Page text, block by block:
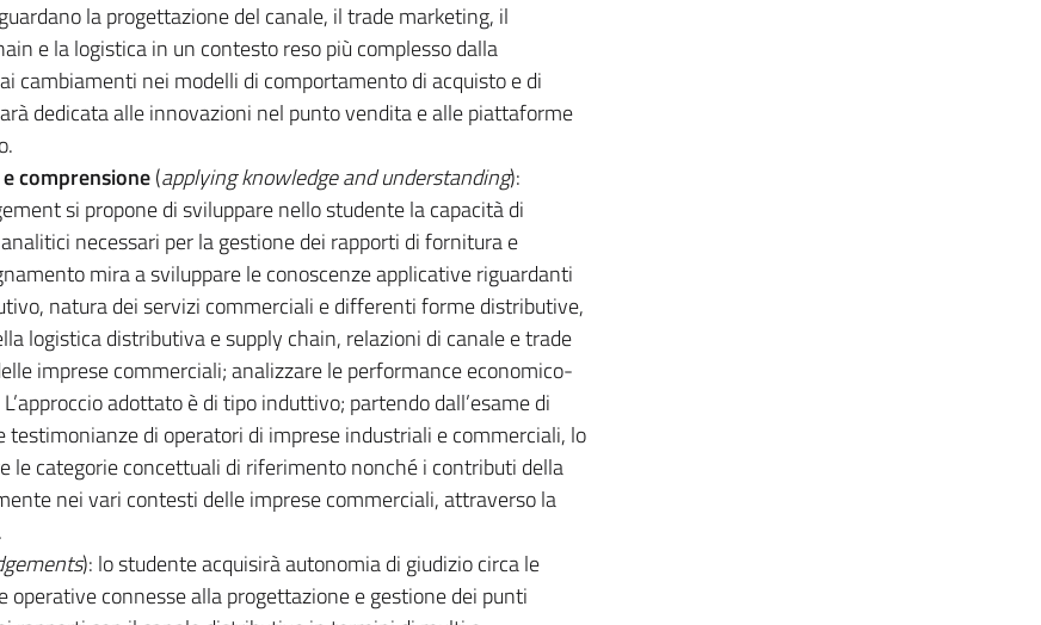
la progettazione del canale, il trade marketing, il
e la logistica in un contesto reso più complesso dalla
cambiamenti nei modelli di comportamento di acquisto e di
dedicata alle innovazioni nel punto vendita e alle piattaforme
comprensione(applying knowledge and understanding):
si propone di sviluppare nello studente la capacità di
necessari per la gestione dei rapporti di fornitura e
mira a sviluppare le conoscenze applicative riguardanti
natura dei servizi commerciali e differenti forme distributive,
logistica distributiva e supply chain, relazioni di canale e trade
imprese commerciali; analizzare le performance economico-
adottato è di tipo induttivo; partendo dall’esame di
testimonianze di operatori di imprese industriali e commerciali, lo
le categorie concettuali di riferimento nonché i contributi della
nei vari contesti delle imprese commerciali, attraverso la
): lo studente acquisirà autonomia di giudizio circa le
connesse alla progettazione e gestione dei punti